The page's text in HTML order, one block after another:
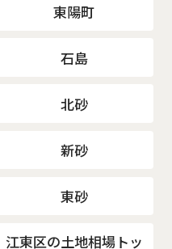
東陽町
石島
北砂
新砂
東砂
江東区の土地相場トッ